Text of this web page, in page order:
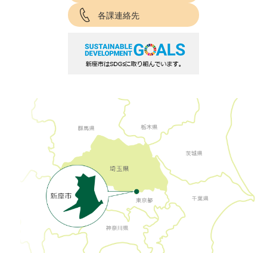
各課連絡先